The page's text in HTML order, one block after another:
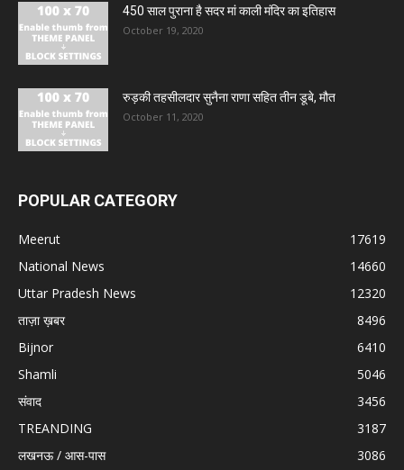
450 साल पुराना है सदर मां काली मंदिर का इतिहास
October 19, 2020
रुड़की तहसीलदार सुनैना राणा सहित तीन डूबे, मौत
October 11, 2020
POPULAR CATEGORY
Meerut
17619
National News
14660
Uttar Pradesh News
12320
ताज़ा ख़बर
8496
Bijnor
6410
Shamli
5046
संवाद
3456
TREANDING
3187
लखनऊ / आस-पास
3086